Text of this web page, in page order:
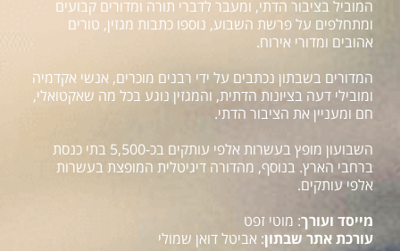
המוביל בציבור הדתי, ומעבר לדברי תורה ומדורים קבועים
ומתחלפים על פרשת השבוע, נוספו כתבות מגזין, טורים
אהובים ומדורי אירוח.
המדורים בשבתון נכתבים על ידי רבנים מוכרים, אנשי אקדמיה
ומובילי דעה בציונות הדתית, והמגזין נוגע בכל מה שאקטואלי,
חם ומעניין את הציבור הדתי.
השבועון מופץ בעשרות אלפי עותקים בכ-5,500 בתי כנסת
ברחבי הארץ. בנוסף, מהדורה דיגיטלית המופצת בעשרות
אלפי עותקים.
מייסד ועורך: מוטי זפט
עורכת אתר שבתון: אביטל דואן שמולי